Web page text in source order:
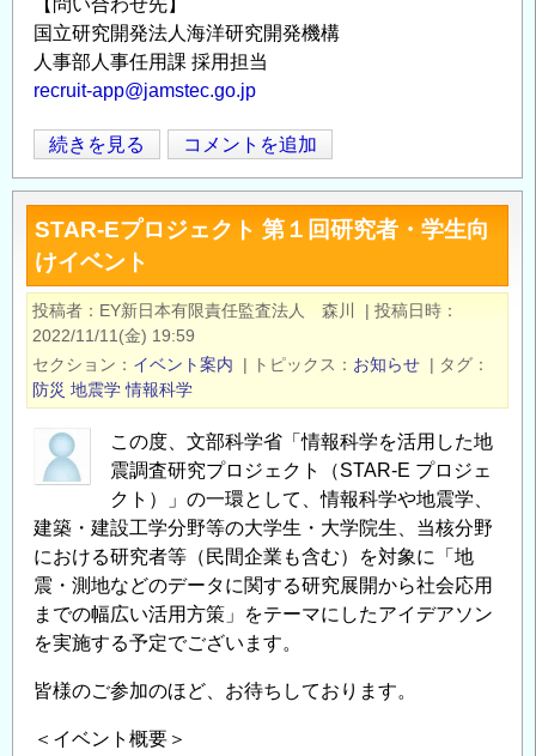
予
測
開
セ
ン
タ
ー
特
任
主
任
研
究
員、
副
主
任
研
究
員、
任
【問い合わせ先】
国立研究開発法人海洋研究開発機構
人事部人事任用課 採用担当
recruit-app@jamstec.go.jp
国
立
研
究
開
発
法
人
海
洋
研
発
機
構
海
域
地
火
続きを見る コメントを追加
STAR-Eプロジェクト 第１回研究者・学生向
けイベント
投稿者 EY新日本有限責任監査法人 森川 | 投稿日時
2022/11/11(金) 19:59
セクション
イベント案内 | トピックス お知らせ | タグ
防災 地震学 情報科学
この度、文部科学省「情報科学を活用した地
震調査研究プロジェクト（STAR-E プロジェ
クト）」の一環として、情報科学や地震学、
建築・建設工学分野等の大学生・大学院生、当核分野
における研究者等（民間企業も含む）を対象に「地
震・測地などのデータに関する研究展開から社会応用
までの幅広い活用方策」をテーマにしたアイデアソン
を実施する予定でございます。
皆様のご参加のほど、お待ちしております。
＜イベント概要＞